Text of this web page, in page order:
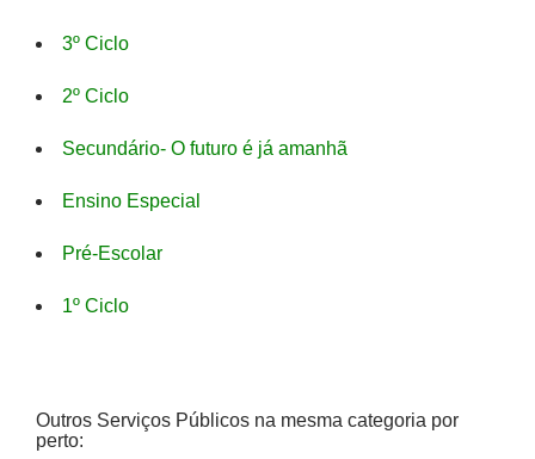
3º Ciclo
2º Ciclo
Secundário- O futuro é já amanhã
Ensino Especial
Pré-Escolar
1º Ciclo
Outros Serviços Públicos na mesma categoria por
perto: